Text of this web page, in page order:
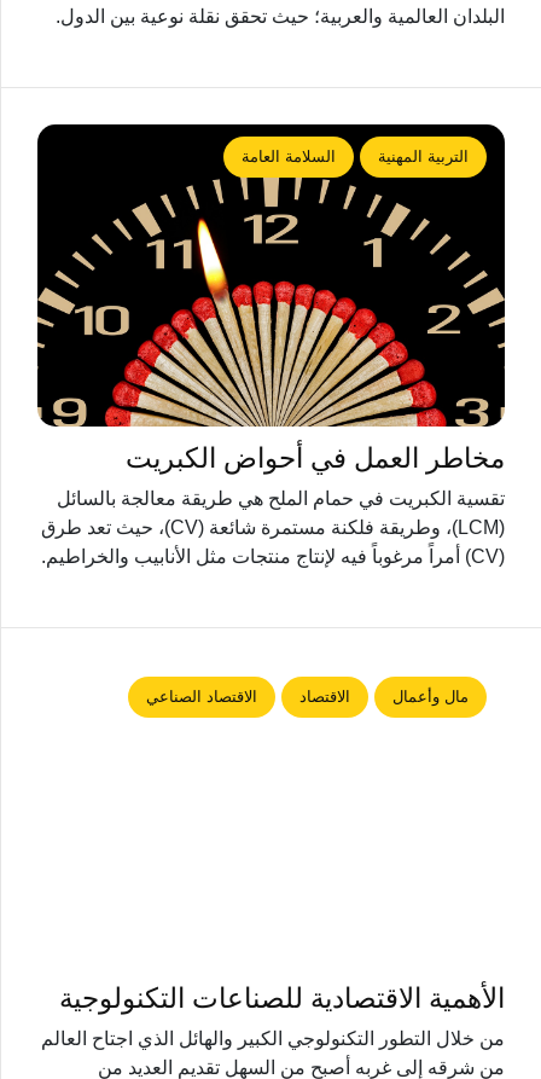
البلدان العالمية والعربية؛ حيث تحقق نقلة نوعية بين الدول.
التربية المهنية السلامة العامة
مخاطر العمل في أحواض الكبريت
تقسية الكبريت في حمام الملح هي طريقة معالجة بالسائل
(LCM)، وطريقة فلكنة مستمرة شائعة (CV)، حيث تعد طرق
(CV) أمراً مرغوباً فيه لإنتاج منتجات مثل الأنابيب والخراطيم.
مال وأعمال الاقتصاد الاقتصاد الصناعي
الأهمية الاقتصادية للصناعات التكنولوجية
من خلال التطور التكنولوجي الكبير والهائل الذي اجتاح العالم
من شرقه إلى غربه أصبح من السهل تقديم العديد من